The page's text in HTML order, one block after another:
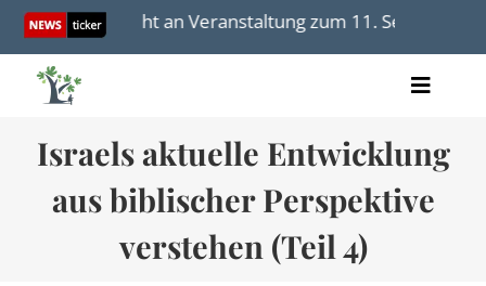
Skip
content
nicht an Veranstaltung zum 11. September
Toggle
Videos
Bücher
Israels aktuelle Entwicklung
aus biblischer Perspektive
verstehen (Teil 4)